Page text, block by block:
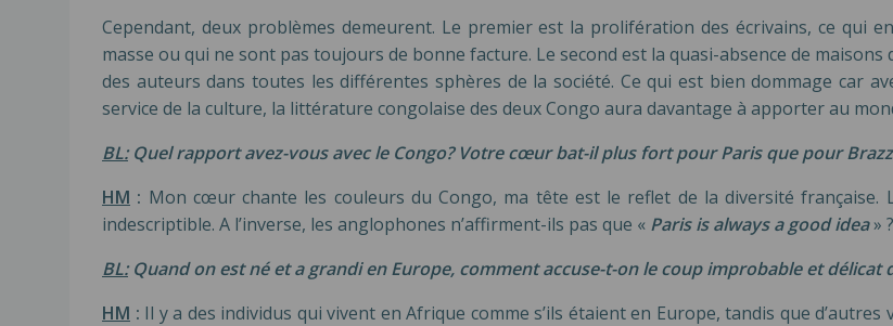
Cependant, deux problèmes demeurent. Le premier est la prolifération des écrivains, ce qui
masse ou qui ne sont pas toujours de bonne facture. Le second est la quasi-absence de
des auteurs dans toutes les différentes sphères de la société. Ce qui est bien dommage car
service de la culture, la littérature congolaise des deux Congo aura davantage à apporter au
BL:Quel rapport avez-vous avec le Congo? Votre cœur bat-il plus fort pour Paris que pour
HM : Mon cœur chante les couleurs du Congo, ma tête est le reflet de la diversité française.
indescriptible. A l’inverse, les anglophones n’affirment-ils pas que « Paris is always a good idea»
BL:Quand on est né et a grandi en Europe, comment accuse-t-on le coup improbable et délicat
HM : Il y a des individus qui vivent en Afrique comme s’ils étaient en Europe, tandis que